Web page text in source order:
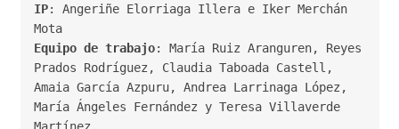
IP: Angeriñe Elorriaga Illera e Iker Merchán
Mota
Equipo de trabajo: María Ruiz Aranguren, Reyes
Prados Rodríguez, Claudia Taboada Castell,
Amaia García Azpuru, Andrea Larrinaga López,
María Ángeles Fernández y Teresa Villaverde